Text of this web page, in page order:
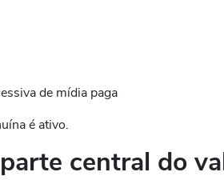
de mídia paga
é ativo.
central do